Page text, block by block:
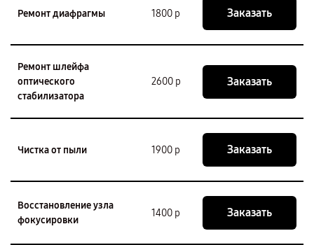
Ремонт диафрагмы 1800 р Заказать
Ремонт шлейфа
оптического
стабилизатора
2600 р Заказать
Чистка от пыли 1900 р Заказать
Восстановление узла
фокусировки
1400 р Заказать